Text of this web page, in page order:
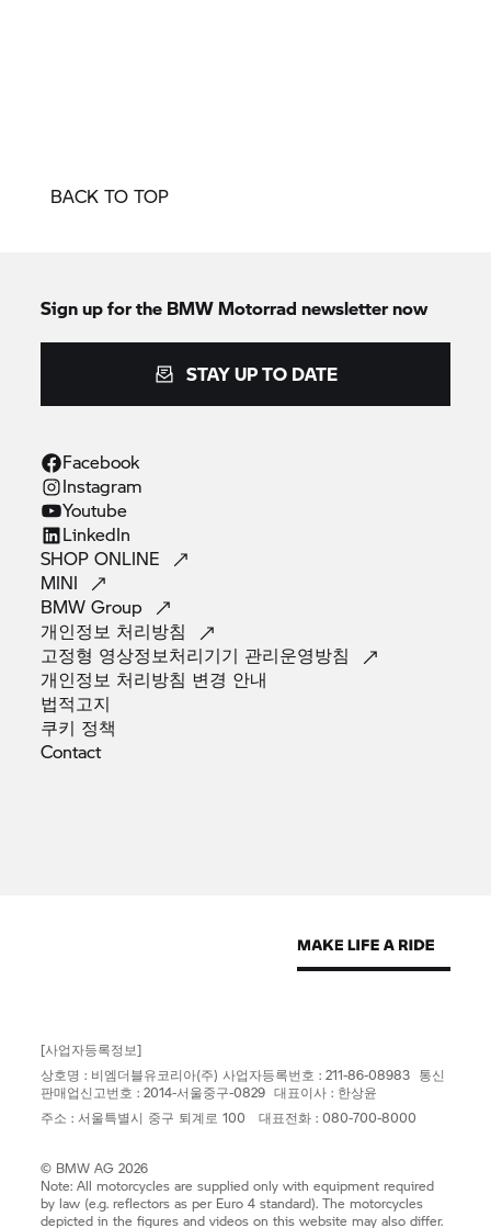
BACK TO TOP
Sign up for the BMW Motorrad newsletter now
STAY UP TO DATE
Facebook
Instagram
Youtube
LinkedIn
SHOPONLINE
MINI
BMWGroup
개인정보 처리방침
고정형 영상정보처리기기 관리운영방침
개인정보 처리방침 변경 안내
법적고지
쿠키 정책
Contact
[사업자등록정보]
상호명 : 비엠더블유코리아(주) 사업자등록번호 : 211-86-08983 통신
판매업신고번호 : 2014-서울중구-0829 대표이사 : 한상윤
주소 : 서울특별시 중구 퇴계로 100 대표전화 : 080-700-8000
© BMW AG 2026
Note: All motorcycles are supplied only with equipment required
by law (e.g. reflectors as per Euro 4 standard). The motorcycles
depicted in the figures and videos on this website may also differ.